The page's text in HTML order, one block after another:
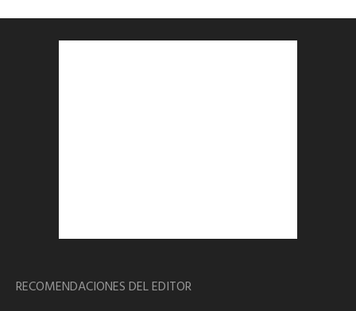
RECOMENDACIONES DEL EDITOR